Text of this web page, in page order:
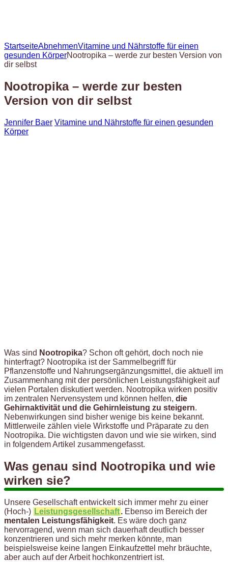
StartseiteAbnehmenVitamine und Nährstoffe für einen
gesunden KörperNootropika – werde zur besten Version von
dir selbst
Nootropika – werde zur besten
Version von dir selbst
Jennifer Baer Vitamine und Nährstoffe für einen gesunden
Körper
Was sind Nootropika? Schon oft gehört, doch noch nie
hinterfragt? Nootropika ist der Sammelbegriff für
Pflanzenstoffe und Nahrungsergänzungsmittel, die aktuell im
Zusammenhang mit der persönlichen Leistungsfähigkeit auf
vielen Portalen diskutiert werden. Nootropika wirken positiv
im zentralen Nervensystem und können helfen, die
Gehirnaktivität und die Gehirnleistung zu steigern.
Nebenwirkungen sind bisher wenige bis keine bekannt.
Mittlerweile zählen viele Wirkstoffe und Präparate zu den
Nootropika. Die wichtigsten davon und wie sie wirken, sind
in folgendem Artikel zusammengefasst.
Was genau sind Nootropika und wie
wirken sie?
Unsere Gesellschaft entwickelt sich immer mehr zu einer
(Hoch-) Leistungsgesellschaft. Ebenso im Bereich der
mentalen Leistungsfähigkeit. Es wäre doch ganz
hervorragend, wenn man sich dauerhaft deutlich besser
konzentrieren und sich mehr merken könnte, man
beispielsweise keine langen Einkaufzettel mehr bräuchte,
aber auch auf der Arbeit hochkonzentriert ist.